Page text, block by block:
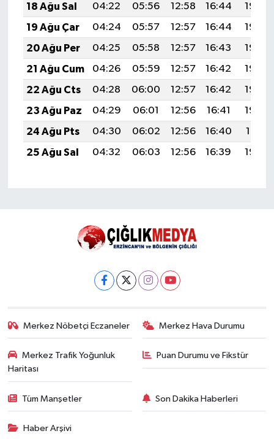
18 Ağu Sal
04:22 05:56 12:58 16:44
19:49
19 Ağu Çar
04:24 05:57 12:57 16:44
19:48
20 Ağu Per
04:25 05:58 12:57 16:43
19:46
21 Ağu Cum
04:26 05:59 12:57 16:42
19:45
22 Ağu Cts
04:28 06:00 12:57 16:42
19:44
23 Ağu Paz
04:29 06:01 12:56 16:41
19:42
24 Ağu Pts
04:30 06:02 12:56 16:40
19:41
25 Ağu Sal
04:32 06:03 12:56 16:39 19:39
Merkez Nöbetçi Eczaneler Merkez Hava Durumu
Merkez Trafik Yoğunluk
Haritası
Puan Durumu ve Fikstür
Tüm Manşetler Son Dakika Haberleri
Haber Arşivi